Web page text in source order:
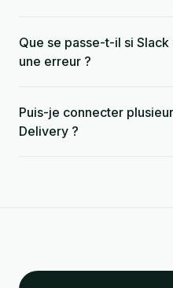
Que se passe-t-il si
une erreur ?
Puis-je connecter
Delivery ?